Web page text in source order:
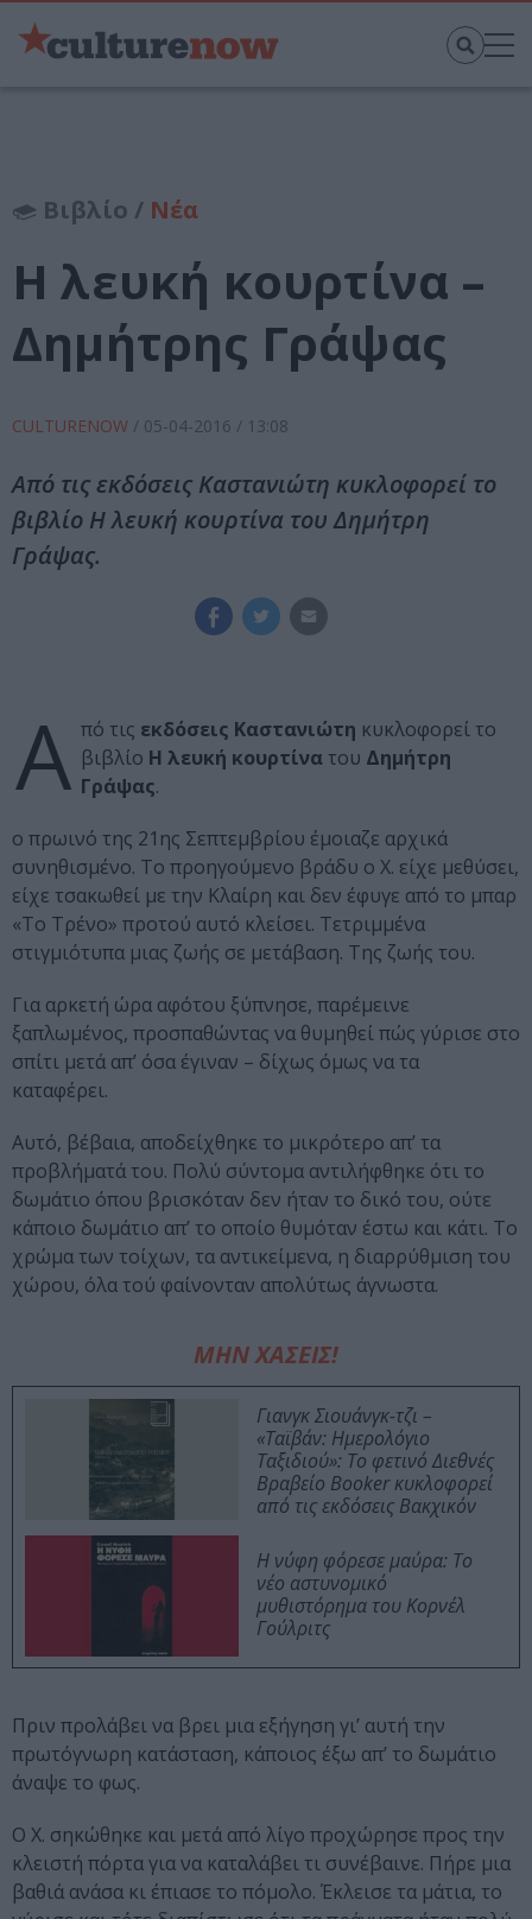
Βιβλίο / Νέα
Η λευκή κουρτίνα –
Δημήτρης Γράψας
CULTURENOW / 05-04-2016 / 13:08
Από τις εκδόσεις Καστανιώτη κυκλοφορεί το
βιβλίο Η λευκή κουρτίνα του Δημήτρη
Γράψας.
Α πό τις εκδόσεις Καστανιώτη κυκλοφορεί το
βιβλίο Η λευκή κουρτίνα του Δημήτρη
Γράψας.
ο πρωινό της 21ης Σεπτεμβρίου έμοιαζε αρχικά
συνηθισμένο. Το προηγούμενο βράδυ ο Χ. είχε μεθύσει,
είχε τσακωθεί με την Κλαίρη και δεν έφυγε από το μπαρ
«Το Τρένο» προτού αυτό κλείσει. Τετριμμένα
στιγμιότυπα μιας ζωής σε μετάβαση. Της ζωής του.
Για αρκετή ώρα αφότου ξύπνησε, παρέμεινε
ξαπλωμένος, προσπαθώντας να θυμηθεί πώς γύρισε στο
σπίτι μετά απ’ όσα έγιναν – δίχως όμως να τα
καταφέρει.
Αυτό, βέβαια, αποδείχθηκε το μικρότερο απ’ τα
προβλήματά του. Πολύ σύντομα αντιλήφθηκε ότι το
δωμάτιο όπου βρισκόταν δεν ήταν το δικό του, ούτε
κάποιο δωμάτιο απ’ το οποίο θυμόταν έστω και κάτι. Το
χρώμα των τοίχων, τα αντικείμενα, η διαρρύθμιση του
χώρου, όλα τού φαίνονταν απολύτως άγνωστα.
ΜΗΝ ΧΑΣΕΙΣ!
Γιανγκ Σιουάνγκ-τζι –
«Ταϊβάν: Ημερολόγιο
Ταξιδιού»: Το φετινό Διεθνές
Βραβείο Booker κυκλοφορεί
από τις εκδόσεις Βακχικόν
Η νύφη φόρεσε μαύρα: Το
νέο αστυνομικό
μυθιστόρημα του Κορνέλ
Γούλριτς
Πριν προλάβει να βρει μια εξήγηση γι’ αυτή την
πρωτόγνωρη κατάσταση, κάποιος έξω απ’ το δωμάτιο
άναψε το φως.
Ο Χ. σηκώθηκε και μετά από λίγο προχώρησε προς την
κλειστή πόρτα για να καταλάβει τι συνέβαινε. Πήρε μια
βαθιά ανάσα κι έπιασε το πόμολο. Έκλεισε τα μάτια, το